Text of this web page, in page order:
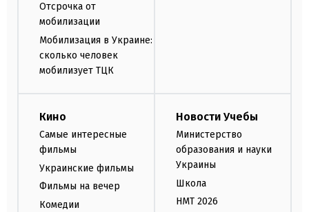
Отсрочка от
мобилизации
Мобилизация в Украине:
сколько человек
мобилизует ТЦК
Кино
Самые интересные
фильмы
Украинские фильмы
Фильмы на вечер
Комедии
Новости Учебы
Министерство
образования и науки
Украины
Школа
НМТ 2026